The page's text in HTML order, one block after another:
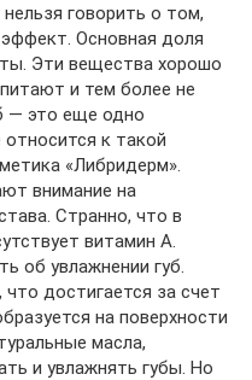
говорить о том,
Основная доля
Эти вещества хорошо
и тем более не
— это еще одно
к такой
«Либридерм».
внимание на
Странно, что в
витамин А.
об увлажнении губ.
достигается за счет
на поверхности
масла,
и увлажнять губы. Но